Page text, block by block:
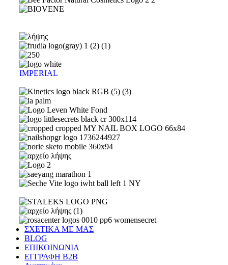
IMPERIAL
ΣΧΕΤΙΚΑ ΜΕ ΜΑΣ
BLOG
ΕΠΙΚΟΙΝΩΝΙΑ
ΕΓΓΡΑΦΗ Β2Β